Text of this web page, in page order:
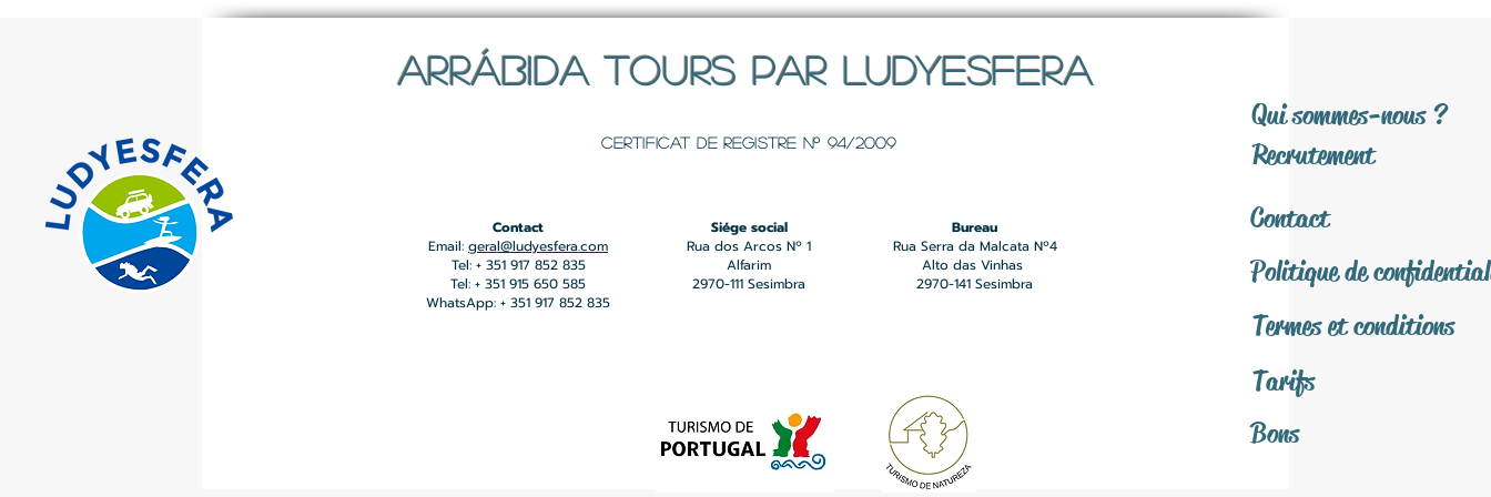
ARRÁBIDA TOURS PAR LUDYESFERA
Certificat de registre Nº 94/2009
Qui sommes-nous ?
Recrutement
Contact
Contact
Email: geral@ludyesfera.com
Tel: + 351 917 852 835
Tel: + 351 915 650 585
WhatsApp: + 351 917 852 835
Siége social
Rua dos Arcos Nº 1
Alfarim
2970-111 Sesimbra
Bureau
Rua Serra da Malcata Nº4
Alto das Vinhas
2970-141 Sesimbra
Politique de
Termes et conditions
Tarifs
Bons